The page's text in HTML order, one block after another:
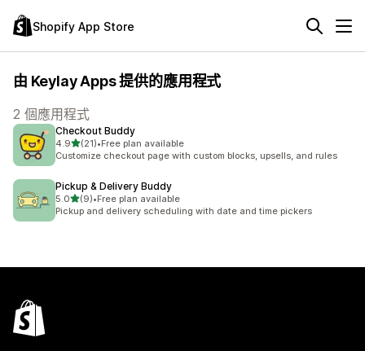
Shopify App Store
由 Keylay Apps 提供的應用程式
2 個應用程式
Checkout Buddy
4.9滿分 5 顆星
(21)
共有 21 則評價
•Free plan available
Customize checkout page with custom blocks, upsells, and rules
Pickup & Delivery Buddy
5.0滿分 5 顆星
(9)
共有 9 則評價
•Free plan available
Pickup and delivery scheduling with date and time pickers